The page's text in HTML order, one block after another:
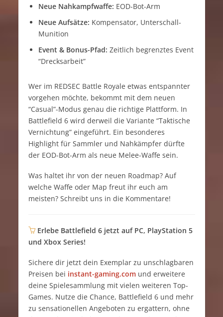
Neue Nahkampfwaffe: EOD-Bot-Arm
Neue Aufsätze: Kompensator, Unterschall-
Munition
Event & Bonus-Pfad: Zeitlich begrenztes Event
“Drecksarbeit”
Wer im REDSEC Battle Royale etwas entspannter
vorgehen möchte, bekommt mit dem neuen
“Casual”-Modus genau die richtige Plattform. In
Battlefield 6 wird derweil die Variante “Taktische
Vernichtung” eingeführt. Ein besonderes
Highlight für Sammler und Nahkämpfer dürfte
der EOD-Bot-Arm als neue Melee-Waffe sein.
Was haltet ihr von der neuen Roadmap? Auf
welche Waffe oder Map freut ihr euch am
meisten? Schreibt uns in die Kommentare!
Erlebe Battlefield 6 jetzt auf PC, PlayStation 5
und Xbox Series!
Sichere dir jetzt dein Exemplar zu unschlagbaren
Preisen bei instant-gaming.comund erweitere
deine Spielesammlung mit vielen weiteren Top-
Games. Nutze die Chance, Battlefield 6 und mehr
zu sensationellen Angeboten zu ergattern, ohne